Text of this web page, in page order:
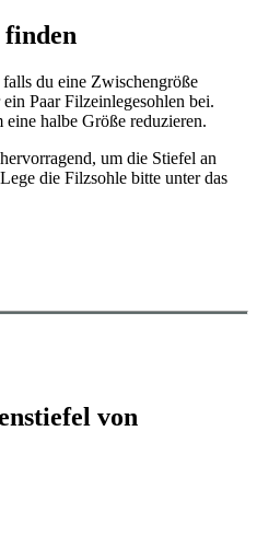
finden
du eine Zwischengröße
Paar Filzeinlegesohlen bei.
halbe Größe reduzieren.
um die Stiefel an
die Filzsohle bitte unter das
von